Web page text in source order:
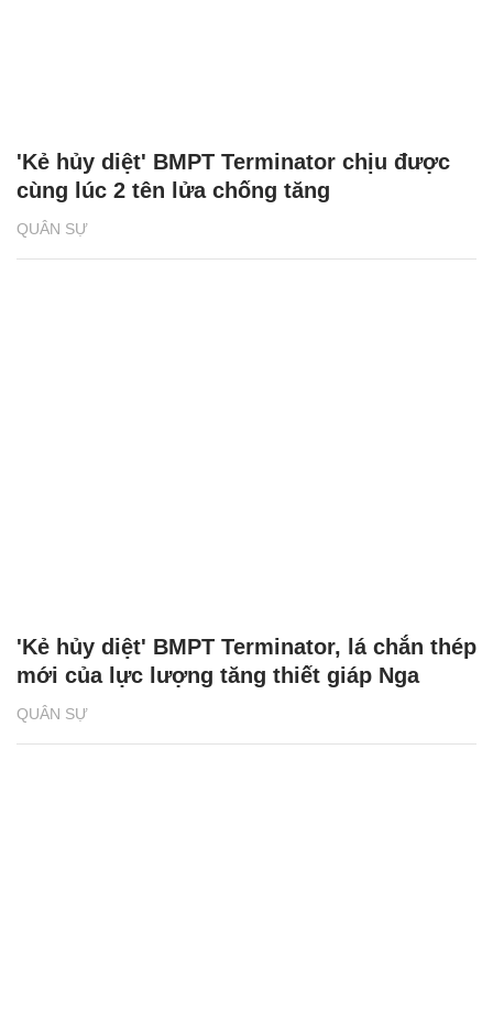
QUÂN SỰ
'Kẻ hủy diệt' BMPT Terminator chịu được
cùng lúc 2 tên lửa chống tăng
QUÂN SỰ
'Kẻ hủy diệt' BMPT Terminator, lá chắn thép
mới của lực lượng tăng thiết giáp Nga